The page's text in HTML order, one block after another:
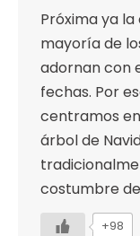
Próxima ya
mayoría de
adornan con
fechas. Por
centramos
árbol de
costumbre
+98